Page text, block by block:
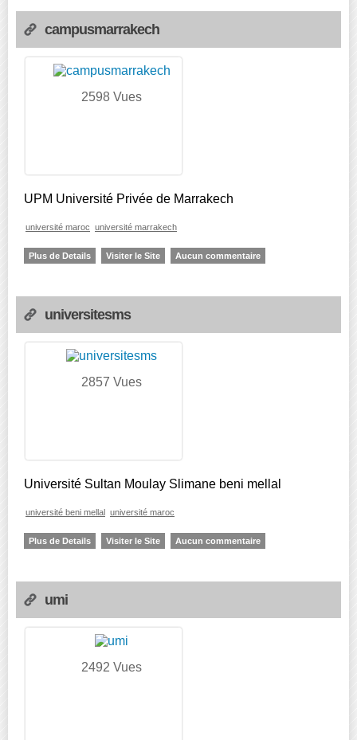
campusmarrakech
2598 Vues
UPM Université Privée de Marrakech
université maroc université marrakech
Plus de Details Visiter le Site Aucun commentaire
universitesms
2857 Vues
Université Sultan Moulay Slimane beni mellal
université beni mellal université maroc
Plus de Details Visiter le Site Aucun commentaire
umi
2492 Vues